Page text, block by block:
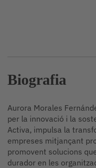
Biografia
Aurora Morales
per la innovació i la
Activa, impulsa la
empreses mitjançant
promovent solucions
durador en les